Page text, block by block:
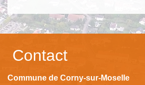
Contact
Commune de Corny-sur-Moselle